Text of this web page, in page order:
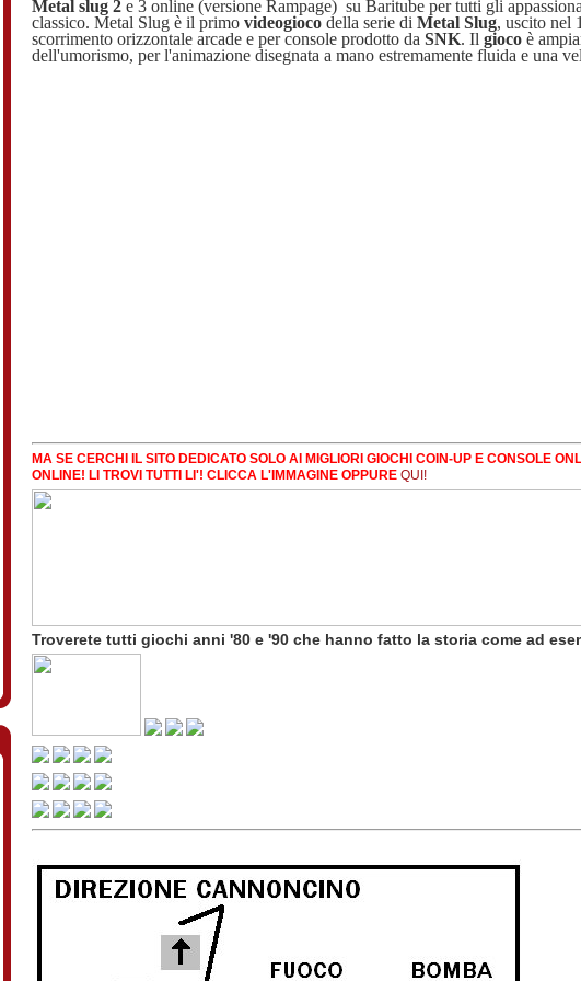
Metal slug 2 e 3 online (versione Rampage) su Baritube per tutti gli
classico. Metal Slug è il primo videogioco della serie di Metal Slug, uscito nel
scorrimento orizzontale arcade e per console prodotto da SNK. Il gioco è
dell'umorismo, per l'animazione disegnata a mano estremamente fluida e una
MA SE CERCHI IL SITO DEDICATO SOLO AI MIGLIORI GIOCHI COIN-UP E CONSOLE
ONLINE! LI TROVI TUTTI LI'! CLICCA L'IMMAGINE OPPURE QUI!
Troverete tutti giochi anni '80 e '90 che hanno fatto la storia come ad